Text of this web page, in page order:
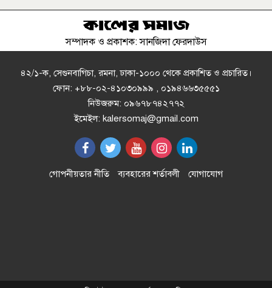
উন্নয়নমূলক কাজের অগ্রগতি পর্যালোচনা
রাজশাহীতে পাঁচ দিনব্যাপী রাজশাহীর
উদ্যোক্তা মেলার সমাপনী অনুষ্ঠিত
এসএসসির ফল ১০ আগস্ট, দেখবেন
যেভাবে
সম্পাদক ও প্রকাশক: সানজিদা ফেরদাউস
৪২/১-ক, সেগুনবাগিচা, রমনা, ঢাকা-১০০০ থেকে প্রকাশিত ও প্রচারিত।
ফোন: +৮৮-০২-৪১০৩০৯৯৯ , ০১৯৪৬৬৩৫৫৫১
নিউজরুম: ০৯৬৭৮৭৪২৭৭২
ইমেইল: kalersomaj@gmail.com
গোপনীয়তার নীতি ব্যবহারের শর্তাবলী যোগাযোগ